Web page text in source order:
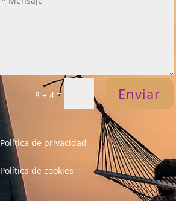
8 + 4 = Enviar
Política de privacidad
Política de cookies